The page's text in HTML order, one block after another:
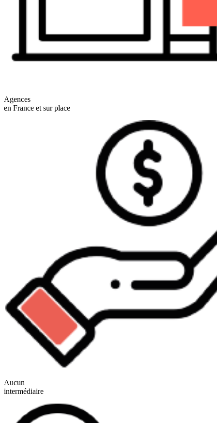
Agences
en France et sur place
Aucun
intermédiaire